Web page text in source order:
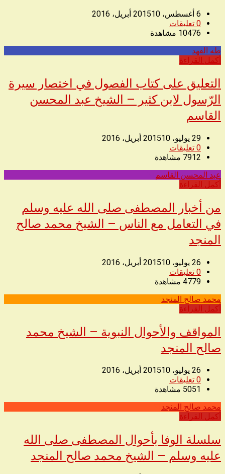
6 أغسطس، 2015
10 أبريل، 2016
0 تعليقات
10476 مشاهدة
طه الفهد
أكمل القراءة
التعليق على كتاب الفصول في اختصار سيرة
الرّسول لابن كثير – الشيخ عبد المحسن
القاسم
29 يوليو، 2015
10 أبريل، 2016
0 تعليقات
7912 مشاهدة
عبد المحسن القاسم
أكمل القراءة
من أخبار المصطفى صلى الله عليه وسلم
في التعامل مع الناس – الشيخ محمد صالح
المنجد
26 يوليو، 2015
10 أبريل، 2016
0 تعليقات
4779 مشاهدة
محمد صالح المنجد
أكمل القراءة
المواقف والأحوال النبوية – الشيخ محمد
صالح المنجد
26 يوليو، 2015
10 أبريل، 2016
0 تعليقات
5051 مشاهدة
محمد صالح المنجد
أكمل القراءة
سلسلة الوفا بأحوال المصطفى صلى الله
عليه وسلم – الشيخ محمد صالح المنجد